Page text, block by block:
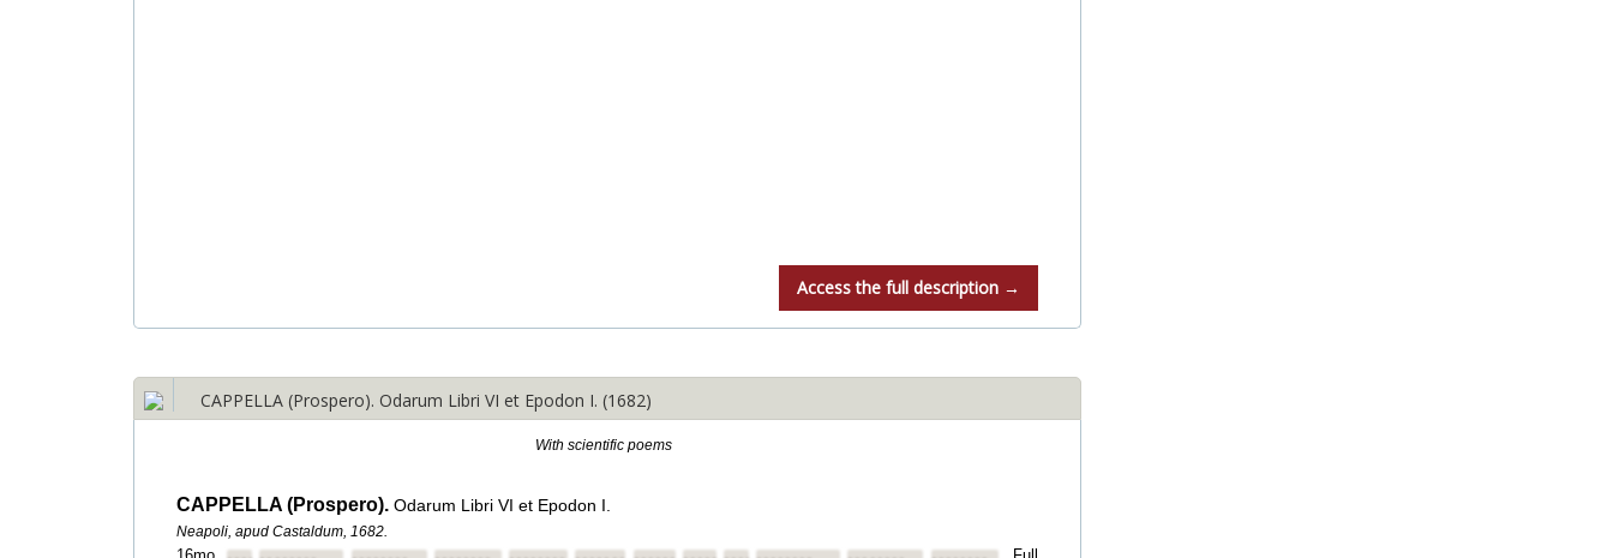
Access the full description →
CAPPELLA (Prospero). Odarum Libri VI et Epodon I. (1682)
With scientific poems
CAPPELLA (Prospero). Odarum Libri VI et Epodon I.
Neapoli, apud Castaldum, 1682.